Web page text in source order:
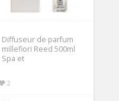
Diffuseur de parfum
millefiori Reed 500ml
Spa et
2